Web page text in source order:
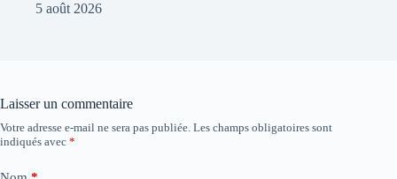
5 août 2026
Laisser un commentaire
Votre adresse e-mail ne sera pas publiée. Les champs obligatoires sont
indiqués avec *